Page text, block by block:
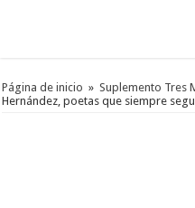
Página de inicio » Suplemento Tres
Hernández, poetas que siempre